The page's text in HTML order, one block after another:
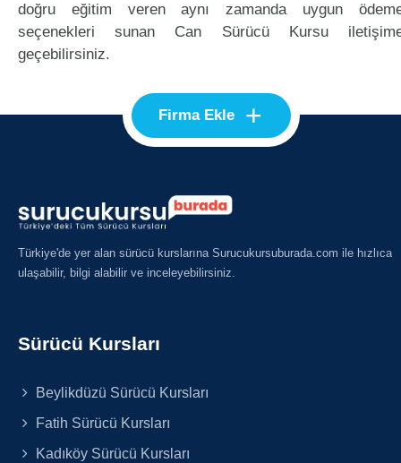
doğru eğitim veren aynı zamanda uygun
seçenekleri sunan Can Sürücü Kursu
geçebilirsiniz.
Firma Ekle +
Türkiye'de yer alan sürücü kurslarına Surucukursuburada.com ile hızlıca
ulaşabilir, bilgi alabilir ve inceleyebilirsiniz.
Sürücü Kursları
Beylikdüzü Sürücü Kursları
Fatih Sürücü Kursları
Kadıköy Sürücü Kursları